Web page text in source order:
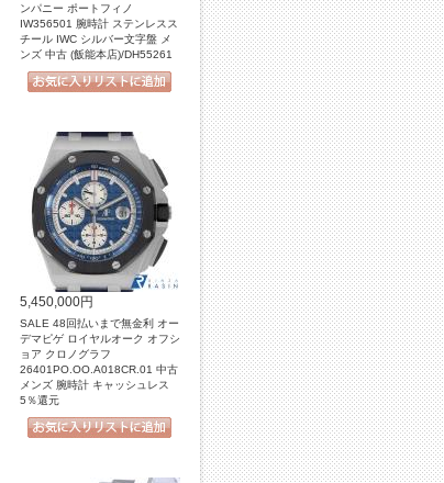
ンパニー ポートフィノ
IW356501 腕時計 ステンレスス
チール IWC シルバー文字盤 メ
ンズ 中古 (飯能本店)/DH55261
5,450,000円
SALE 48回払いまで無金利 オー
デマピゲ ロイヤルオーク オフシ
ョア クロノグラフ
26401PO.OO.A018CR.01 中古
メンズ 腕時計 キャッシュレス
5％還元